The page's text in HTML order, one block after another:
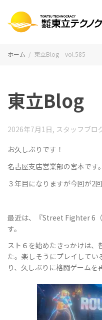
ホーム 東立Blog vol.585
東立Blog
2026年7月1日, スタッフブロ
お久しぶりです！
名古屋支店営業部の宮本です。
３年目になりますが今回が2
最近は、『Street Fighter 6
す。
スト６を始めたきっかけは、
た。楽しそうにプレイして
り、久しぶりに格闘ゲームを